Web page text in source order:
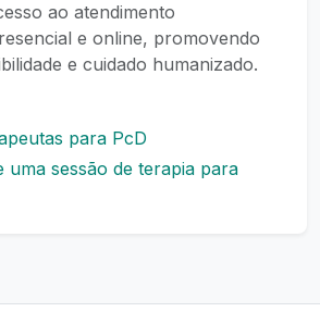
ao atendimento
e online, promovendo
e cuidado humanizado.
para PcD
uma sessão de terapia para